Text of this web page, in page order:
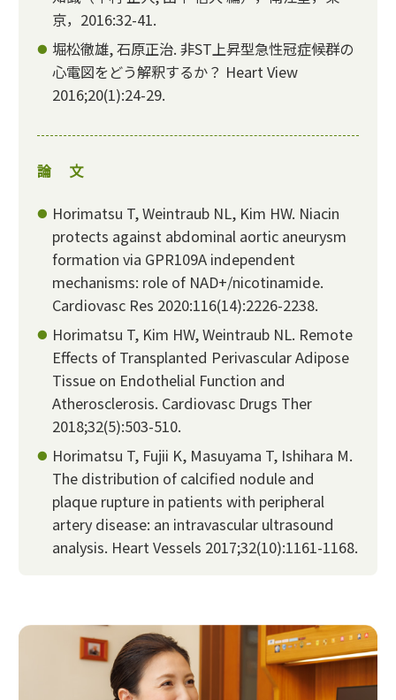
京，2016:32-41.
堀松徹雄, 石原正治. 非ST上昇型急性冠症候群の
心電図をどう解釈するか？ Heart View
2016;20(1):24-29.
論 文
Horimatsu T, Weintraub NL, Kim HW. Niacin
protects against abdominal aortic aneurysm
formation via GPR109A independent
mechanisms: role of NAD+/nicotinamide.
Cardiovasc Res 2020:116(14):2226-2238.
Horimatsu T, Kim HW, Weintraub NL. Remote
Effects of Transplanted Perivascular Adipose
Tissue on Endothelial Function and
Atherosclerosis. Cardiovasc Drugs Ther
2018;32(5):503-510.
Horimatsu T, Fujii K, Masuyama T, Ishihara M.
The distribution of calcified nodule and
plaque rupture in patients with peripheral
artery disease: an intravascular ultrasound
analysis. Heart Vessels 2017;32(10):1161-1168.